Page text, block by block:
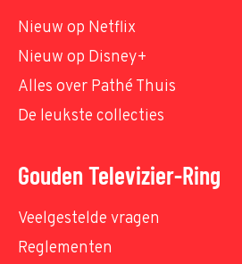
Nieuw op Netflix
Nieuw op Disney+
Alles over Pathé Thuis
De leukste collecties
Gouden Televizier-Ring
Veelgestelde vragen
Reglementen